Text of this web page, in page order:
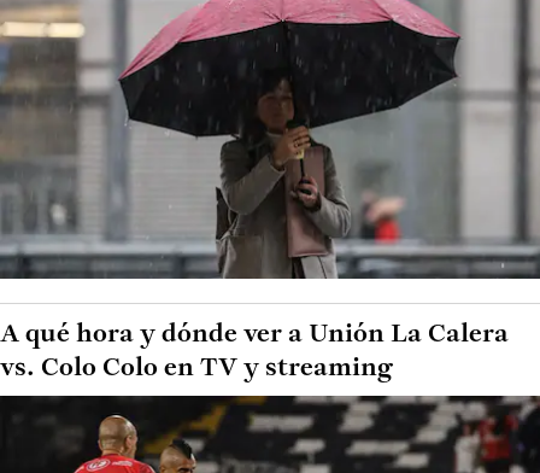
A qué hora y dónde ver a Unión La Calera
vs. Colo Colo en TV y streaming